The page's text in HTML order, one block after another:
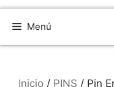
Menú
Inicio / PINS / Pin